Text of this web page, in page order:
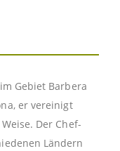
Gebiet Barbera
er vereinigt
Der Chef-
Ländern